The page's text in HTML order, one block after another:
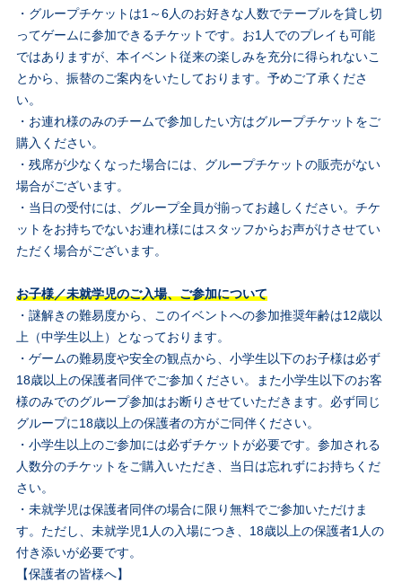
・グループチケットは1～6人のお好きな人数でテーブルを貸し切
ってゲームに参加できるチケットです。お1人でのプレイも可能
ではありますが、本イベント従来の楽しみを充分に得られないこ
とから、振替のご案内をいたしております。予めご了承くださ
い。
・お連れ様のみのチームで参加したい方はグループチケットをご
購入ください。
・残席が少なくなった場合には、グループチケットの販売がない
場合がございます。
・当日の受付には、グループ全員が揃ってお越しください。チケ
ットをお持ちでないお連れ様にはスタッフからお声がけさせてい
ただく場合がございます。
お子様／未就学児のご入場、ご参加について
・謎解きの難易度から、このイベントへの参加推奨年齢は12歳以
上（中学生以上）となっております。
・ゲームの難易度や安全の観点から、小学生以下のお子様は必ず
18歳以上の保護者同伴でご参加ください。また小学生以下のお客
様のみでのグループ参加はお断りさせていただきます。必ず同じ
グループに18歳以上の保護者の方がご同伴ください。
・小学生以上のご参加には必ずチケットが必要です。参加される
人数分のチケットをご購入いただき、当日は忘れずにお持ちくだ
さい。
・未就学児は保護者同伴の場合に限り無料でご参加いただけま
す。ただし、未就学児1人の入場につき、18歳以上の保護者1人の
付き添いが必要です。
【保護者の皆様へ】